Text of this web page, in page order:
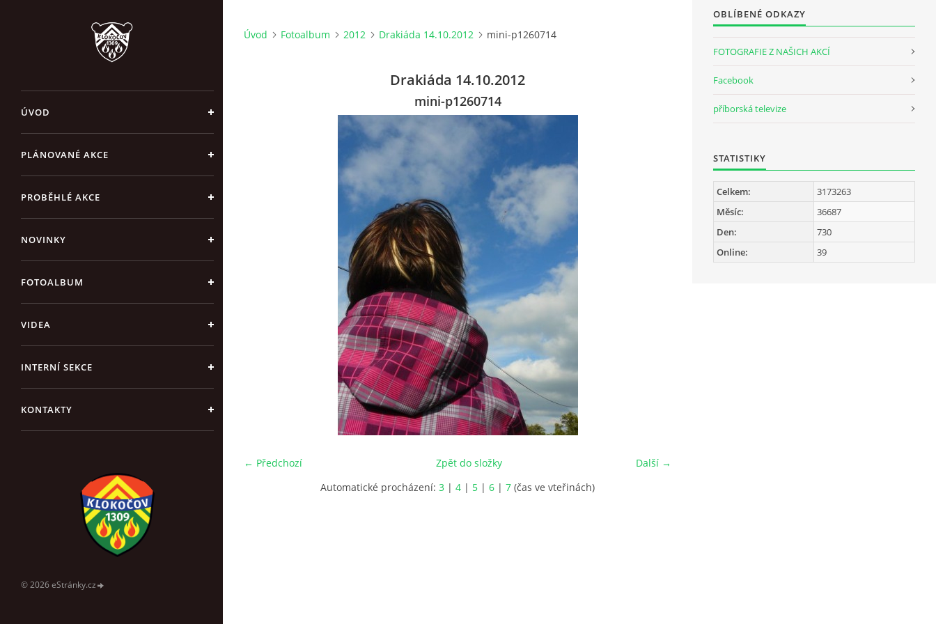
ÚVOD
PLÁNOVANÉ AKCE
PROBĚHLÉ AKCE
NOVINKY
FOTOALBUM
VIDEA
INTERNÍ SEKCE
KONTAKTY
© 2026 eStránky.cz
Úvod Fotoalbum 2012 Drakiáda 14.10.2012 mini-p1260714
Drakiáda 14.10.2012
mini-p1260714
← Předchozí Další →
Zpět do složky
Automatické procházení: 3 | 4 | 5 | 6 | 7 (čas ve vteřinách)
OBLÍBENÉ ODKAZY
FOTOGRAFIE Z NAŠICH AKCÍ
Facebook
příborská televize
STATISTIKY
Online: 39
Celkem:
3173263
Měsíc:
36687
Den:
730